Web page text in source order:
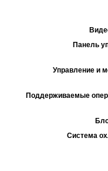
Панель
Управление и
Поддерживаемые
Система